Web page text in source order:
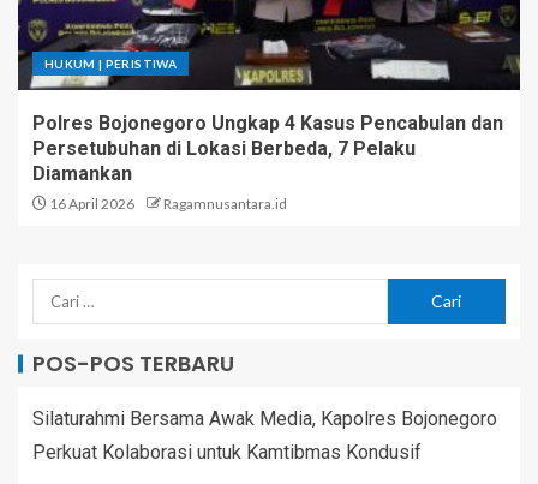
HUKUM | PERISTIWA
Polres Bojonegoro Ungkap 4 Kasus Pencabulan dan
Persetubuhan di Lokasi Berbeda, 7 Pelaku
Diamankan
16 April 2026 Ragamnusantara.id
POS-POS TERBARU
Silaturahmi Bersama Awak Media, Kapolres Bojonegoro
Perkuat Kolaborasi untuk Kamtibmas Kondusif